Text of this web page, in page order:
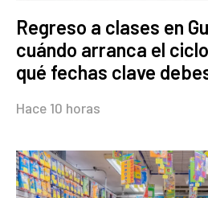
Regreso a clases en
cuándo arranca el
qué fechas clave
Hace 10 horas